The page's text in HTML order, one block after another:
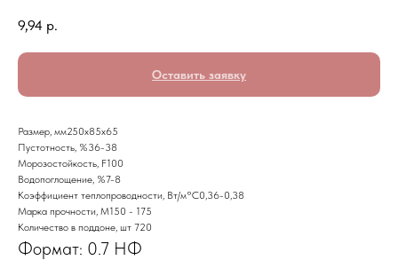
9,94 р.
Оставить заявку
Размер, мм250х85х65
Пустотность, %36-38
Морозостойкость, F100
Водопоглощение, %7-8
Коэффициент теплопроводности, Вт/м°С0,36-0,38
Марка прочности, М150 - 175
Количество в поддоне, шт 720
Формат: 0.7 НФ